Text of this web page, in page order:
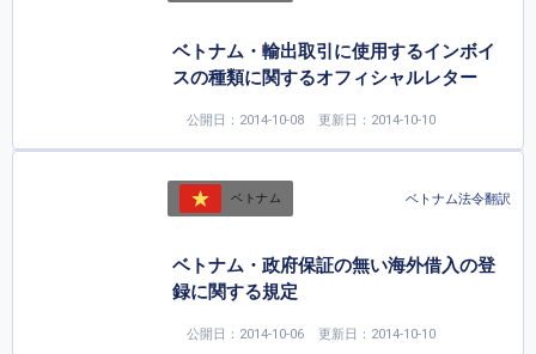
ベトナム・輸出取引に使用するインボイ
スの種類に関するオフィシャルレター
公開日：2014-10-08 更新日：2014-10-10
ベトナム ベトナム法令翻訳
ベトナム・政府保証の無い海外借入の登
録に関する規定
公開日：2014-10-06 更新日：2014-10-10